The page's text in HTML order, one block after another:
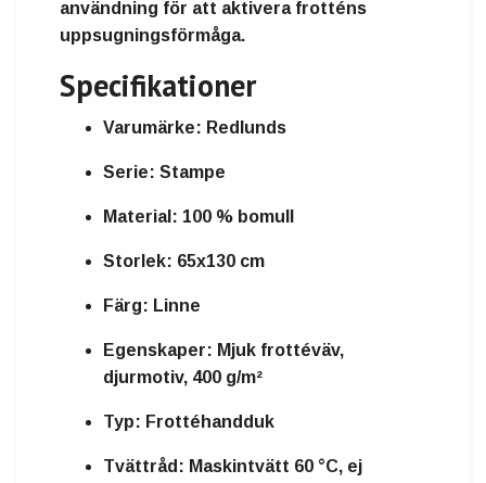
användning för att aktivera frotténs
uppsugningsförmåga.
Specifikationer
Varumärke: Redlunds
Serie: Stampe
Material: 100 % bomull
Storlek: 65x130 cm
Färg: Linne
Egenskaper: Mjuk frottéväv,
djurmotiv, 400 g/m²
Typ: Frottéhandduk
Tvättråd: Maskintvätt 60 °C, ej